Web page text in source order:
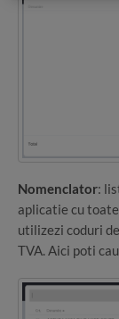
Nomenclator:
aplicatie cu
utilizezi coduri
TVA. Aici poti